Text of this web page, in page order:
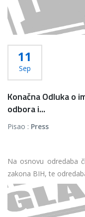
11
Sep
Konačna Odluka o
odbora i...
Pisao : Press
Na osnovu odredaba
zakona BIH, te
Više...